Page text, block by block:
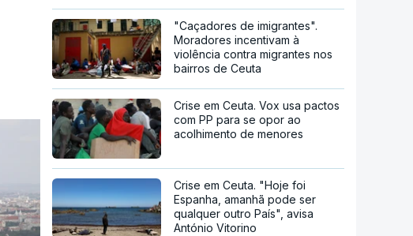
"Caçadores de imigrantes".
Moradores incentivam à
violência contra migrantes nos
bairros de Ceuta
Crise em Ceuta. Vox usa pactos
com PP para se opor ao
acolhimento de menores
Crise em Ceuta. "Hoje foi
Espanha, amanhã pode ser
qualquer outro País", avisa
António Vitorino